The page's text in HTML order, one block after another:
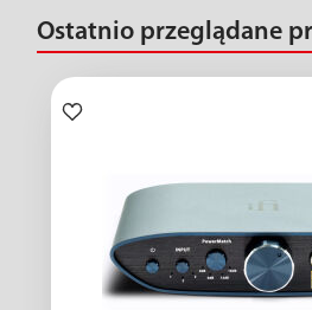
Ostatnio przeglądane